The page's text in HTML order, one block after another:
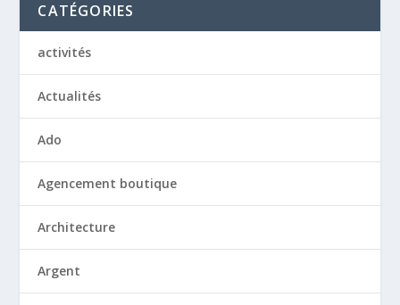
CATÉGORIES
activités
Actualités
Ado
Agencement boutique
Architecture
Argent